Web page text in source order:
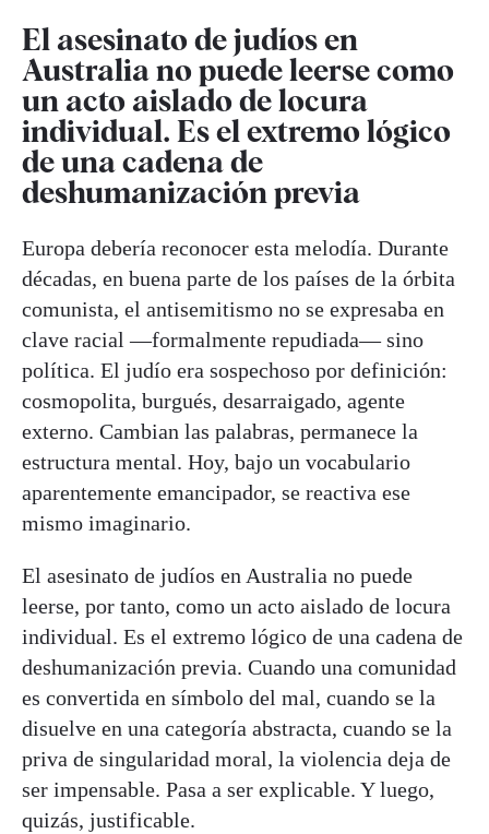
El asesinato de judíos en
Australia no puede leerse como
un acto aislado de locura
individual. Es el extremo lógico
de una cadena de
deshumanización previa
Europa debería reconocer esta melodía. Durante
décadas, en buena parte de los países de la órbita
comunista, el antisemitismo no se expresaba en
clave racial —formalmente repudiada— sino
política. El judío era sospechoso por definición:
cosmopolita, burgués, desarraigado, agente
externo. Cambian las palabras, permanece la
estructura mental. Hoy, bajo un vocabulario
aparentemente emancipador, se reactiva ese
mismo imaginario.
El asesinato de judíos en Australia no puede
leerse, por tanto, como un acto aislado de locura
individual. Es el extremo lógico de una cadena de
deshumanización previa. Cuando una comunidad
es convertida en símbolo del mal, cuando se la
disuelve en una categoría abstracta, cuando se la
priva de singularidad moral, la violencia deja de
ser impensable. Pasa a ser explicable. Y luego,
quizás, justificable.